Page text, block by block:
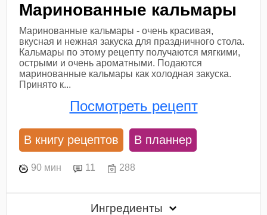
Маринованные кальмары
Маринованные кальмары - очень красивая,
вкусная и нежная закуска для праздничного стола.
Кальмары по этому рецепту получаются мягкими,
острыми и очень ароматными. Подаются
маринованные кальмары как холодная закуска.
Принято к...
Посмотреть рецепт
В книгу рецептов В планнер
90 мин 11 288
Ингредиенты